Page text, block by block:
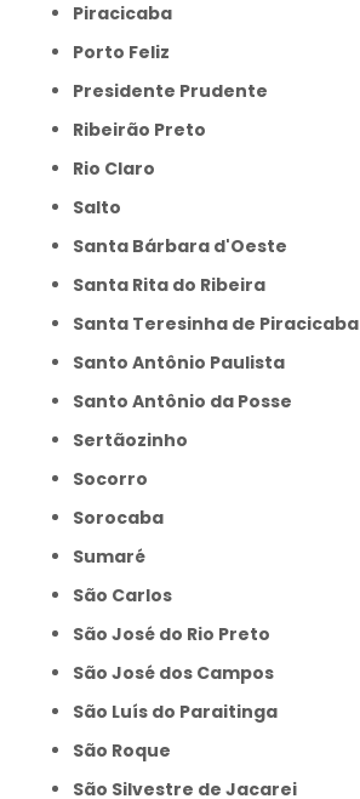
Piracicaba
Porto Feliz
Presidente Prudente
Ribeirão Preto
Rio Claro
Salto
Santa Bárbara d'Oeste
Santa Rita do Ribeira
Santa Teresinha de Piracicaba
Santo Antônio Paulista
Santo Antônio da Posse
Sertãozinho
Socorro
Sorocaba
Sumaré
São Carlos
São José do Rio Preto
São José dos Campos
São Luís do Paraitinga
São Roque
São Silvestre de Jacarei